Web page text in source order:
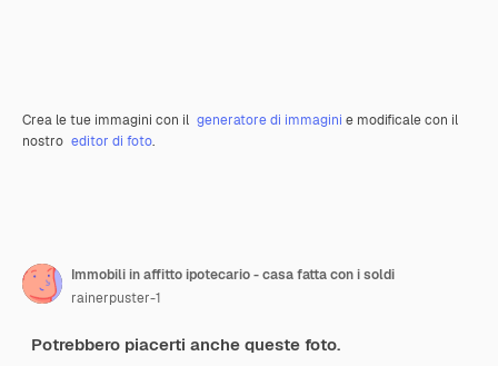
Crea le tue immagini con il generatore di immagini e modificale con il
nostro editor di foto.
Immobili in affitto ipotecario - casa fatta con i soldi
rainerpuster-1
Potrebbero piacerti anche queste foto.